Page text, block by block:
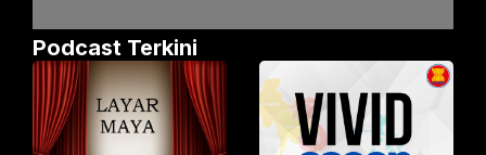
Podcast Terkini